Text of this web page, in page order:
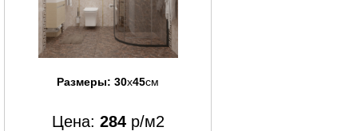
Размеры: 30x45см
Цена: 284р/м2